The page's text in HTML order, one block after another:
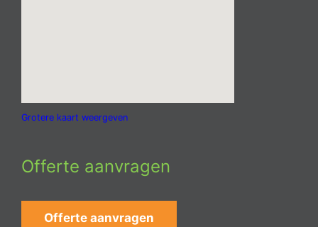
Grotere kaart weergeven
Offerte aanvragen
Offerte aanvragen